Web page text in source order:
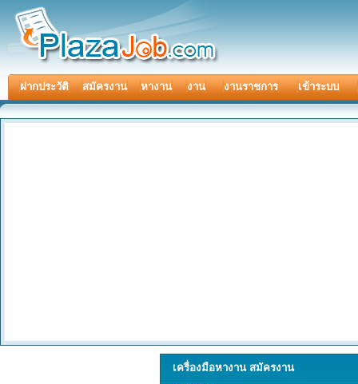
ฝากประวัติ สมัครงาน หางาน งาน งานราชการ เข้าระบบ
เครื่องมือหางาน สมัครงาน